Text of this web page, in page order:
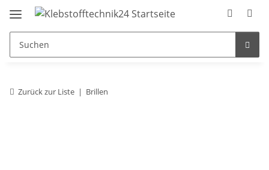
Zurück zur Liste Brillen